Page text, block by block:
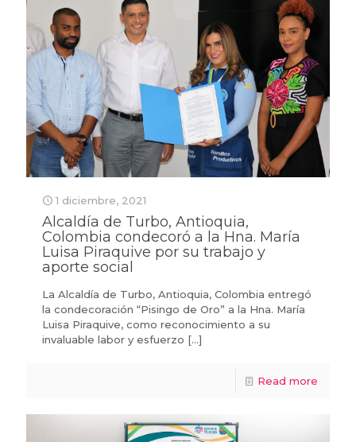
1 diciembre, 2021
Alcaldía de Turbo, Antioquia,
Colombia condecoró a la Hna. María
Luisa Piraquive por su trabajo y
aporte social
La Alcaldía de Turbo, Antioquia, Colombia entregó
la condecoración “Pisingo de Oro” a la Hna. María
Luisa Piraquive, como reconocimiento a su
invaluable labor y esfuerzo […]
Read more